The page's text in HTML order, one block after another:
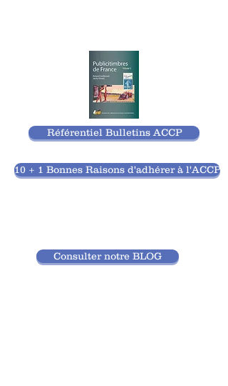
Référentiel Bulletins ACCP
10 + 1 Bonnes Raisons d'adhérer à l'ACCP
Consulter notre BLOG